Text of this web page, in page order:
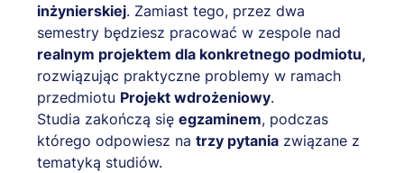
inżynierskiej. Zamiast tego, przez dwa
semestry będziesz pracować w zespole nad
realnym projektem dla konkretnego podmiotu,
rozwiązując praktyczne problemy w ramach
przedmiotu Projekt wdrożeniowy.
Studia zakończą się egzaminem, podczas
którego odpowiesz na trzy pytania związane z
tematyką studiów.